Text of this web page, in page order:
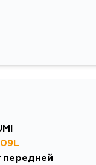
передней